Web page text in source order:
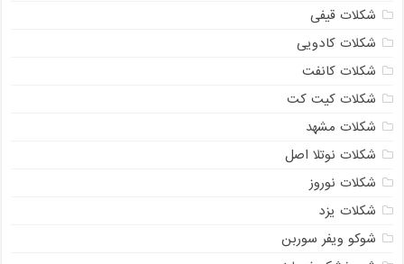
شکلات قیفی
شکلات کادویی
شکلات کانفت
شکلات کیت کت
شکلات مشهد
شکلات نوتلا اصل
شکلات نوروز
شکلات یزد
شوکو ویفر سوربن